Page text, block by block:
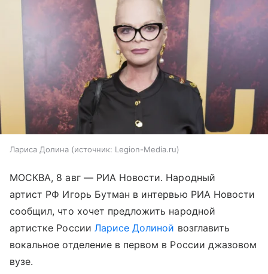
Лариса Долина источник: Legion-Media.ru
МОСКВА, 8 авг — РИА Новости. Народный
артист РФ Игорь Бутман в интервью РИА Новости
сообщил, что хочет предложить народной
артистке России Ларисе Долиной возглавить
вокальное отделение в первом в России джазовом
вузе.